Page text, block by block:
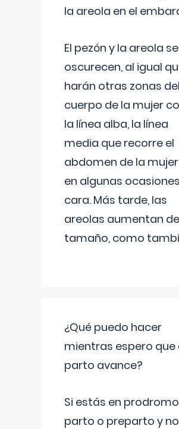
la areola en el
El pezón y la areola se
oscurecen, al igual
harán otras zonas del
cuerpo de la mujer
la línea alba, la línea
media que recorre el
abdomen de la
en algunas
cara. Más tarde, las
areolas aumentan de
tamaño, como tambi
¿Qué puedo hacer
mientras espero que
parto avance?
Si estás en
parto o preparto y